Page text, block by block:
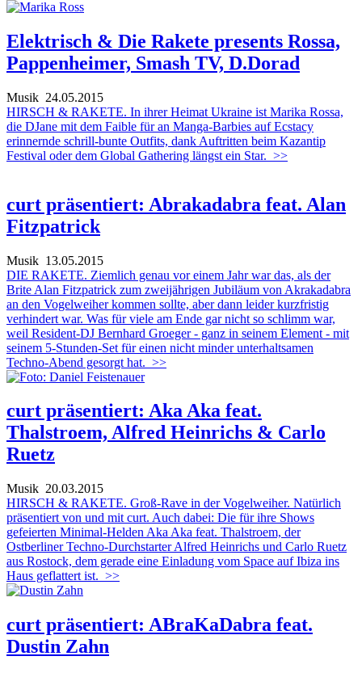
Elektrisch & Die Rakete presents Rossa,
Pappenheimer, Smash TV, D.Dorad
Musik 24.05.2015
HIRSCH & RAKETE. In ihrer Heimat Ukraine ist Marika Rossa,
die DJane mit dem Faible für an Manga-Barbies auf Ecstacy
erinnernde schrill-bunte Outfits, dank Auftritten beim Kazantip
Festival oder dem Global Gathering längst ein Star. >>
curt präsentiert: Abrakadabra feat. Alan
Fitzpatrick
Musik 13.05.2015
DIE RAKETE. Ziemlich genau vor einem Jahr war das, als der
Brite Alan Fitzpatrick zum zweijährigen Jubiläum von Akrakadabra
an den Vogelweiher kommen sollte, aber dann leider kurzfristig
verhindert war. Was für viele am Ende gar nicht so schlimm war,
weil Resident-DJ Bernhard Groeger - ganz in seinem Element - mit
seinem 5-Stunden-Set für einen nicht minder unterhaltsamen
Techno-Abend gesorgt hat. >>
curt präsentiert: Aka Aka feat.
Thalstroem, Alfred Heinrichs & Carlo
Ruetz
Musik 20.03.2015
HIRSCH & RAKETE. Groß-Rave in der Vogelweiher. Natürlich
präsentiert von und mit curt. Auch dabei: Die für ihre Shows
gefeierten Minimal-Helden Aka Aka feat. Thalstroem, der
Ostberliner Techno-Durchstarter Alfred Heinrichs und Carlo Ruetz
aus Rostock, dem gerade eine Einladung vom Space auf Ibiza ins
Haus geflattert ist. >>
curt präsentiert: ABraKaDabra feat.
Dustin Zahn